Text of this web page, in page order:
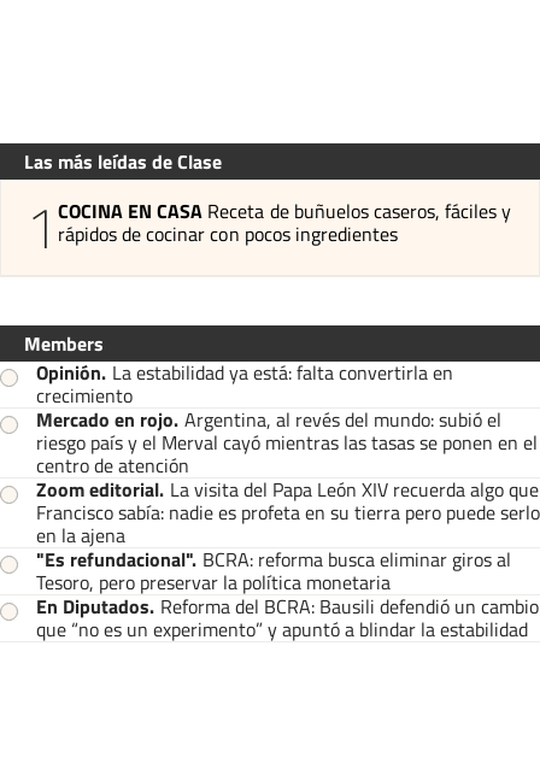
Las más leídas de Clase
1 COCINA EN CASA Receta de buñuelos caseros, fáciles y
rápidos de cocinar con pocos ingredientes
Members
Opinión. La estabilidad ya está: falta convertirla en
crecimiento
Mercado en rojo. Argentina, al revés del mundo: subió el
riesgo país y el Merval cayó mientras las tasas se ponen en el
centro de atención
Zoom editorial. La visita del Papa León XIV recuerda algo que
Francisco sabía: nadie es profeta en su tierra pero puede serlo
en la ajena
"Es refundacional". BCRA: reforma busca eliminar giros al
Tesoro, pero preservar la política monetaria
En Diputados. Reforma del BCRA: Bausili defendió un cambio
que “no es un experimento” y apuntó a blindar la estabilidad